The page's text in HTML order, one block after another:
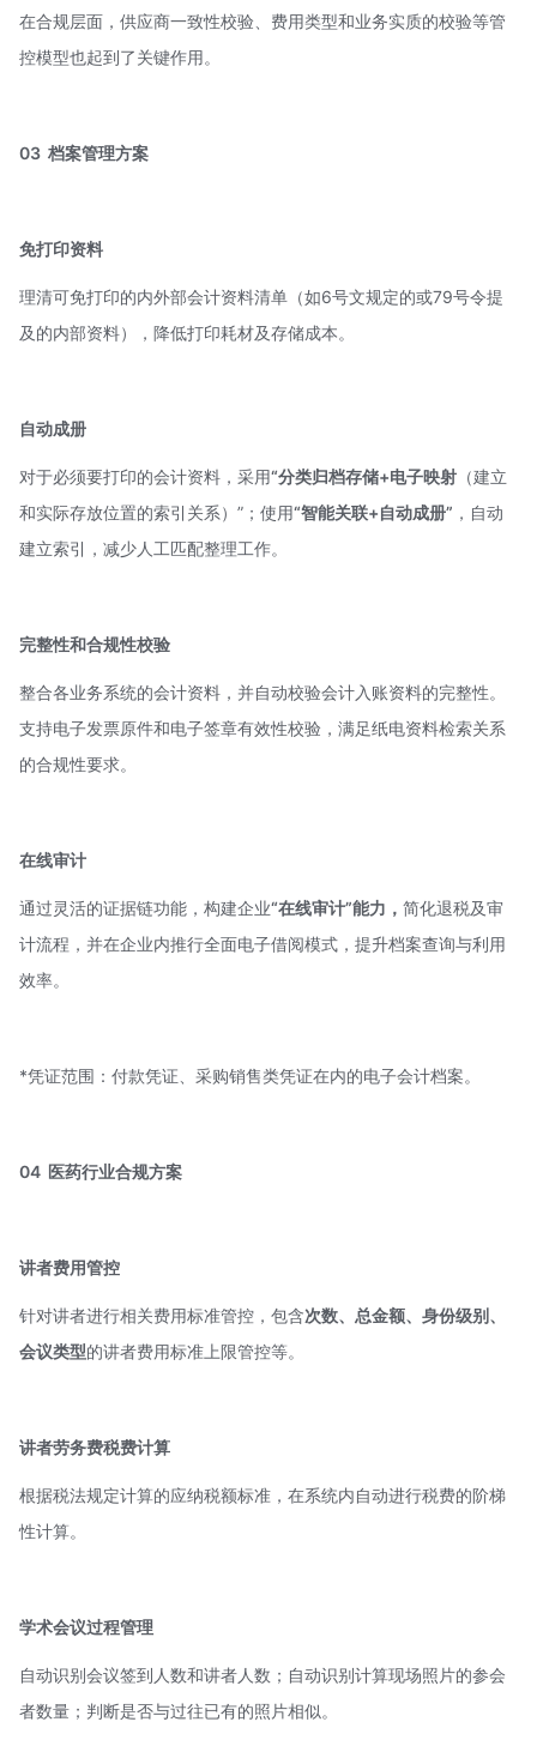
在合规层面，供应商一致性校验、费用类型和业务实质的校验等管
控模型也起到了关键作用。
03 档案管理方案
免打印资料
理清可免打印的内外部会计资料清单（如6号文规定的或79号令提
及的内部资料），降低打印耗材及存储成本。
自动成册
对于必须要打印的会计资料，采用“分类归档存储+电子映射 （建立
和实际存放位置的索引关系）”；使用“智能关联+自动成册” ，自动
建立索引，减少人工匹配整理工作。
完整性和合规性校验
整合各业务系统的会计资料，并自动校验会计入账资料的完整性。
支持电子发票原件和电子签章有效性校验，满足纸电资料检索关系
的合规性要求。
在线审计
通过灵活的证据链功能，构建企业“在线审计”能力， 简化退税及审
计流程，并在企业内推行全面电子借阅模式，提升档案查询与利用
效率。
*凭证范围：付款凭证、采购销售类凭证在内的电子会计档案。
04 医药行业合规方案
讲者费用管控
针对讲者进行相关费用标准管控，包含次数、总金额、身份级别、
会议类型的讲者费用标准上限管控等。
讲者劳务费税费计算
根据税法规定计算的应纳税额标准，在系统内自动进行税费的阶梯
性计算。
学术会议过程管理
自动识别会议签到人数和讲者人数；自动识别计算现场照片的参会
者数量；判断是否与过往已有的照片相似。